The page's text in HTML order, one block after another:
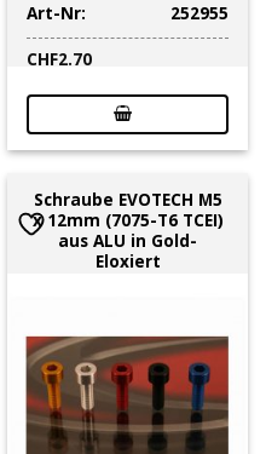
Art-Nr:
252955
CHF2.70
Schraube EVOTECH M5
x 12mm (7075-T6 TCEI)
aus ALU in Gold-
Eloxiert